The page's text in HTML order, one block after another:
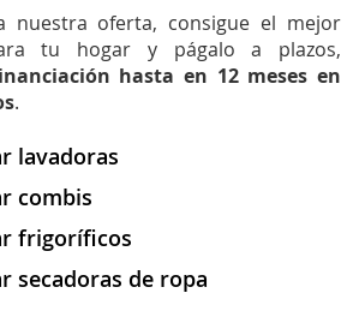
nuestra oferta, consigue el mejor
tu hogar y págalo a plazos,
hasta en 12 meses en
.
lavadoras
combis
frigoríficos
secadoras de ropa